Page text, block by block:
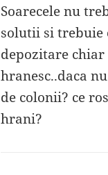
Soarecele nu
solutii si trebuie
depozitare chiar
hranesc..daca
de colonii? ce
hrani?